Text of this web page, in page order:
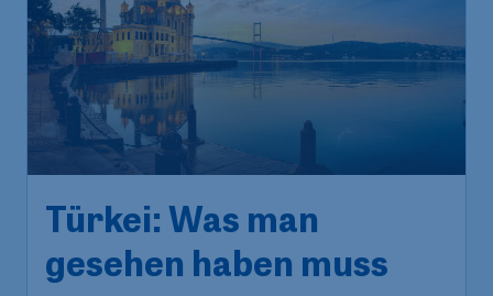
Türkei: Was man
gesehen haben muss